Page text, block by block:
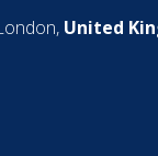
United